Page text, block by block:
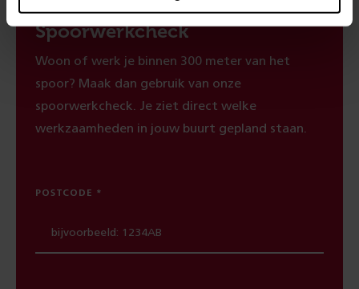
Spoorwerkcheck
Woon of werk je binnen 300 meter van het
spoor? Maak dan gebruik van onze
spoorwerkcheck. Je ziet direct welke
werkzaamheden in jouw buurt gepland staan.
POSTCODE